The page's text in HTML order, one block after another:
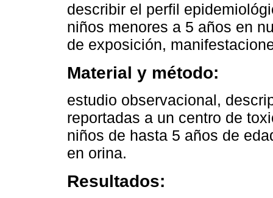
describir el perfil
niños menores a 5 años en
de exposición,
Material y método:
estudio observacional,
reportadas a un centro de
niños de hasta 5 años de
en orina.
Resultados: